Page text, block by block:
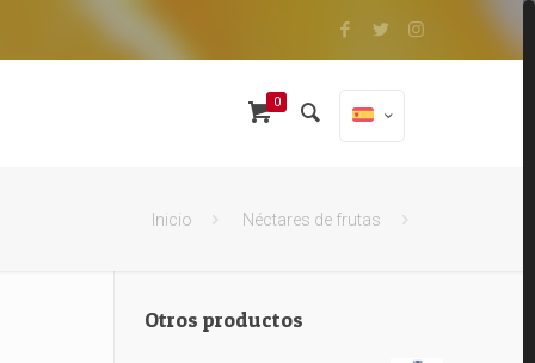
0
Inicio Néctares de frutas
Otros productos